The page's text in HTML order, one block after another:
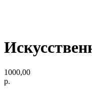
1000,00
р.